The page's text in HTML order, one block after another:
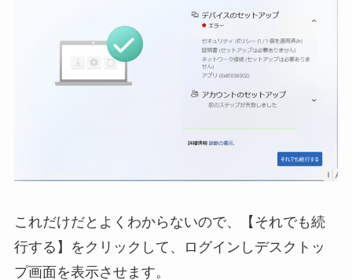
これだけだとよくわからないので、【それでも続
行する】をクリックして、ログインしデスクトッ
プ画面を表示させます。